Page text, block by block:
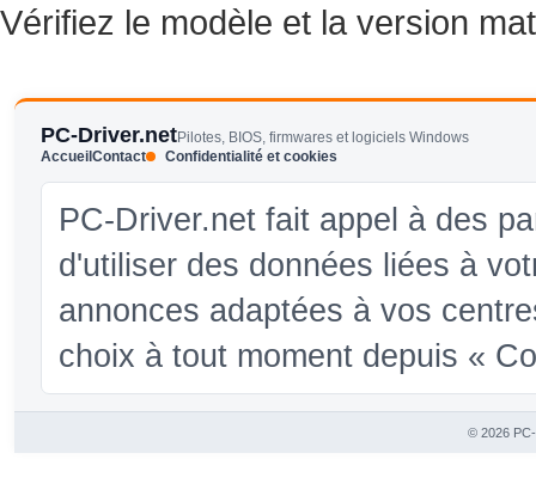
Vérifiez le modèle et la version
PC-Driver.netPilotes, BIOS, firmwares et logiciels Windows
AccueilContact Confidentialité et cookies
PC-Driver.net fait appel à des
d'utiliser des données liées à
annonces adaptées à vos
choix à tout moment depuis «
© 2026